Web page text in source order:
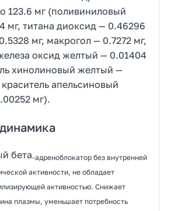
123.6 мг (поливиниловый
мг, титана диоксид — 0.46296
мг, макрогол — 0.7272 мг,
оксид желтый — 0.01404
хинолиновый желтый —
апельсиновый
мг).
бета-адреноблокатор без внутренней
активности, не обладает
активностью. Снижает
плазмы, уменьшает потребность